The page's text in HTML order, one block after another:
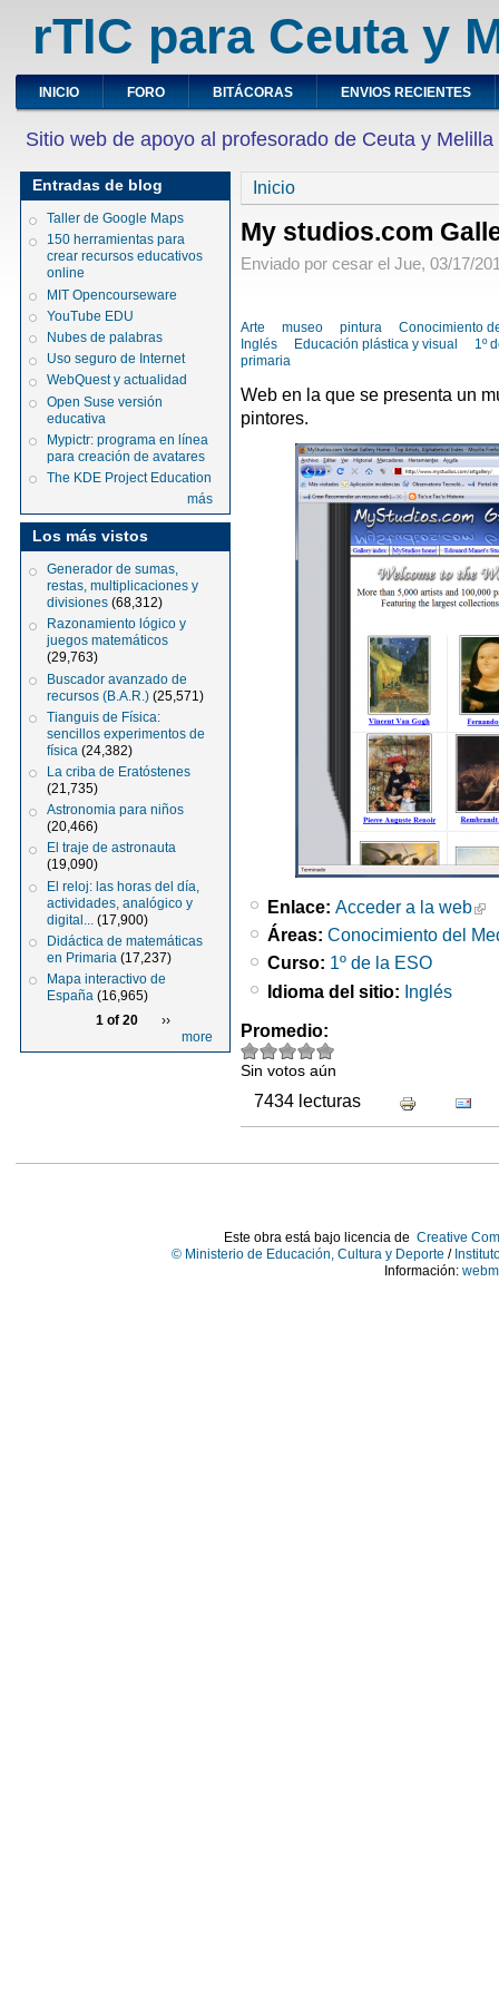
rTIC para Ceuta y
INICIO FORO BITÁCORAS ENVIOS RECIENTES
Sitio web de apoyo al profesorado de Ceuta y Melilla
Entradas de blog
Taller de Google Maps
150 herramientas para
crear recursos educativos
online
MIT Opencourseware
YouTube EDU
Nubes de palabras
Uso seguro de Internet
WebQuest y actualidad
Open Suse versión
educativa
Mypictr: programa en línea
para creación de avatares
The KDE Project Education
más
Los más vistos
Generador de sumas,
restas, multiplicaciones y
divisiones (68,312)
Razonamiento lógico y
juegos matemáticos
(29,763)
Buscador avanzado de
recursos (B.A.R.) (25,571)
Tianguis de Física:
sencillos experimentos de
física (24,382)
La criba de Eratóstenes
(21,735)
Astronomia para niños
(20,466)
El traje de astronauta
(19,090)
El reloj: las horas del día,
actividades, analógico y
digital...
(17,900)
Didáctica de matemáticas
en Primaria (17,237)
Mapa interactivo de
España (16,965)
1 of 20
››
more
Inicio
My studios.com
Enviado por cesar el Jue, 03/17/
Arte museo pintura
Conocimiento
Inglés
Educación plástica y visual
1º
primaria
Web en la que se presenta un
pintores.
Enlace:Acceder a la web
Áreas:Conocimiento del
Curso: 1º de la ESO
Idioma del sitio: Inglés
Promedio:
Sin votos aún
7434 lecturas
Este obra está bajo licencia de Creative
© Ministerio de Educación, Cultura y Deporte /
Información: